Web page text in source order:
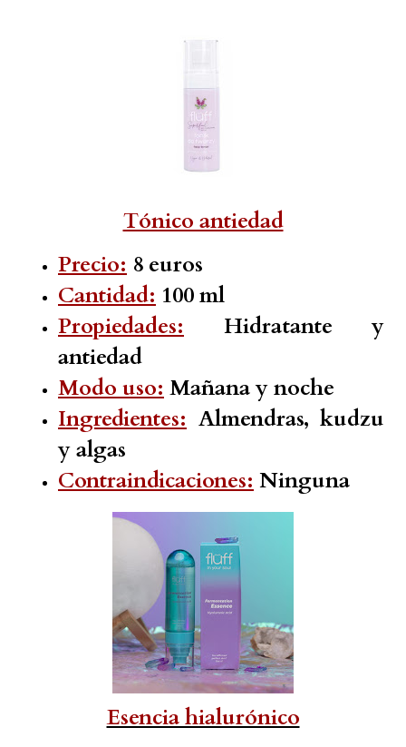
Tónico antiedad
Precio: 8 euros
Cantidad: 100 ml
Propiedades: Hidratante y
antiedad
Modo uso: Mañana y noche
Ingredientes: Almendras, kudzu
y algas
Contraindicaciones: Ninguna
Esencia hialurónico